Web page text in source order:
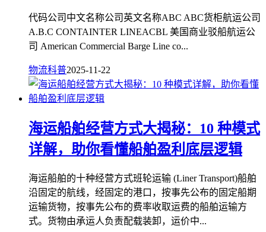
代码公司中文名称公司英文名称ABC ABC货柜航运公司
A.B.C CONTAINTER LINEACBL 美国商业驳船航运公
司 American Commercial Barge Line co...
物流科普2025-11-22
海运船舶经营方式大揭秘：10 种模式
详解，助你看懂船舶盈利底层逻辑
海运船舶的十种经营方式班轮运输 (Liner Transport)船舶
沿固定的航线，经固定的港口，按事先公布的固定船期
运输货物，按事先公布的费率收取运费的船舶运输方
式。货物由承运人负责配载装卸，运价中...